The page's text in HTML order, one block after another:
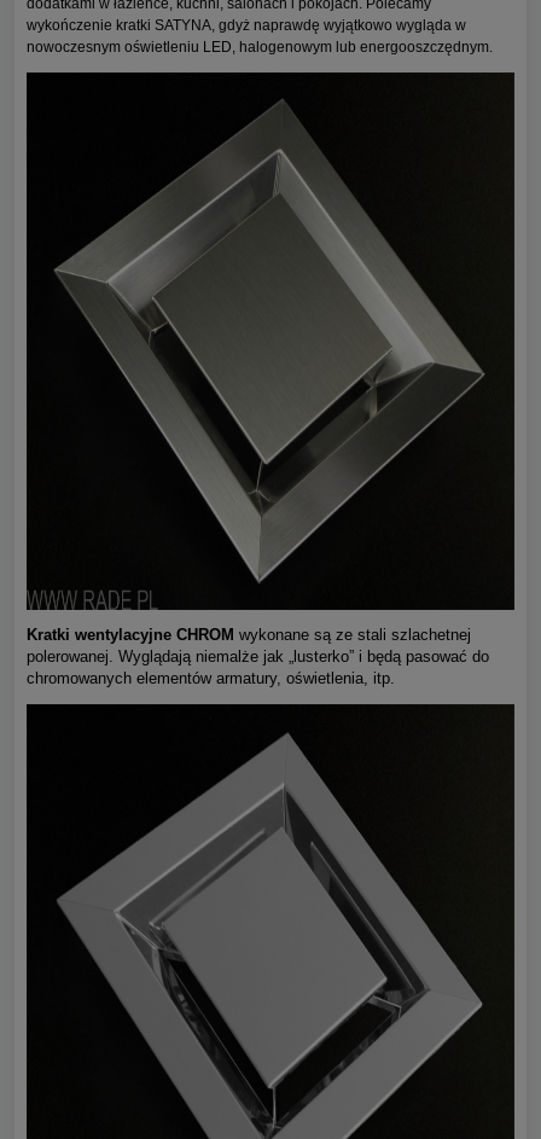
wykończenie kratki SATYNA, gdyż naprawdę wyjątkowo wygląda w
nowoczesnym oświetleniu LED, halogenowym lub energooszczędnym.
Kratki wentylacyjne CHROM wykonane są ze stali szlachetnej
polerowanej. Wyglądają niemalże jak „lusterko” i będą pasować do
chromowanych elementów armatury, oświetlenia, itp.